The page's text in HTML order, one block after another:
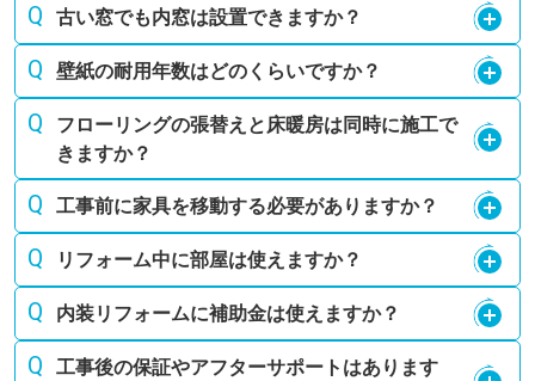
古い窓でも内窓は設置できますか？
壁紙の耐用年数はどのくらいですか？
フローリングの張替えと床暖房は同時に施工で
きますか？
工事前に家具を移動する必要がありますか？
リフォーム中に部屋は使えますか？
内装リフォームに補助金は使えますか？
工事後の保証やアフターサポートはあります